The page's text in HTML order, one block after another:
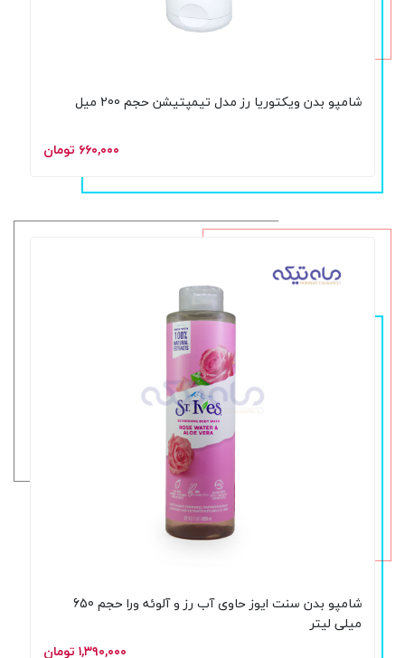
شامپو بدن ویکتوریا رز مدل تیمپتیشن حجم 200 میل
۶۶۰,۰۰۰ تومان
شامپو بدن سنت ایوز حاوی آب رز و آلوئه ورا حجم 650
میلی لیتر
۱,۳۹۰,۰۰۰ تومان